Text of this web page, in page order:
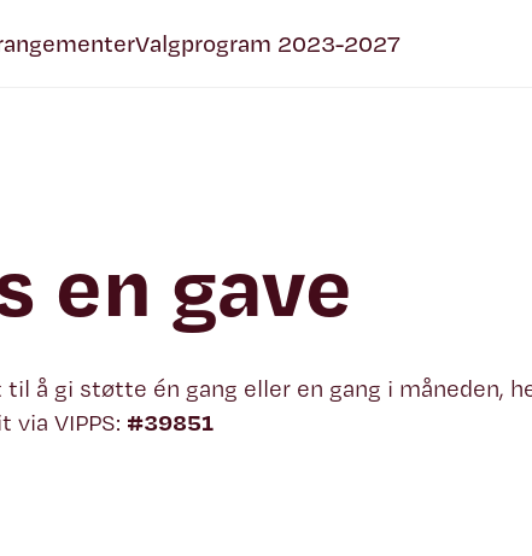
Valgprogram 2023-2027
en gave
til å gi støtte én gang eller en gang i måneden,
via VIPPS: #39851